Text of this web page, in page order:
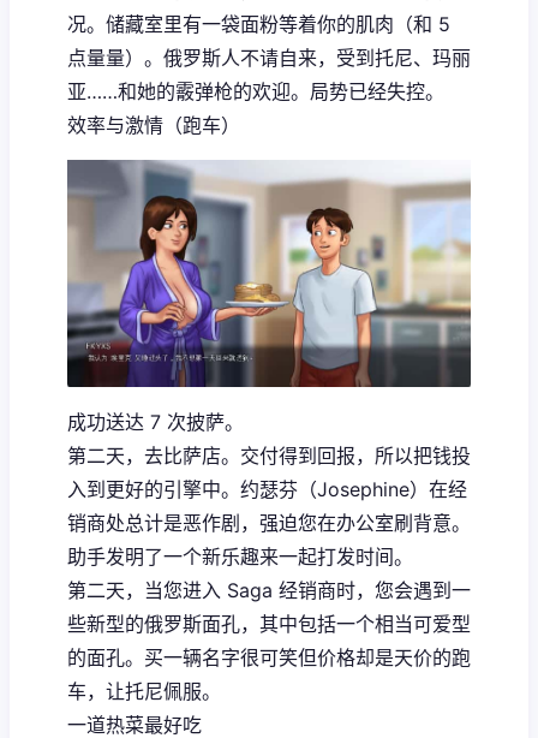
况。储藏室里有一袋面粉等着你的肌肉（和 5
点量量）。俄罗斯人不请自来，受到托尼、玛丽
亚……和她的霰弹枪的欢迎。局势已经失控。
效率与激情（跑车）
成功送达 7 次披萨。
第二天，去比萨店。交付得到回报，所以把钱投
入到更好的引擎中。约瑟芬（Josephine）在经
销商处总计是恶作剧，强迫您在办公室刷背意。
助手发明了一个新乐趣来一起打发时间。
第二天，当您进入 Saga 经销商时，您会遇到一
些新型的俄罗斯面孔，其中包括一个相当可爱型
的面孔。买一辆名字很可笑但价格却是天价的跑
车，让托尼佩服。
一道热菜最好吃